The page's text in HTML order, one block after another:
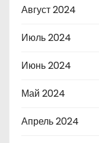
Август 2024
Июль 2024
Июнь 2024
Май 2024
Апрель 2024